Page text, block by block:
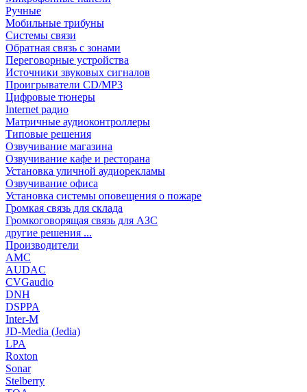
Ручные
Мобильные трибуны
Системы связи
Обратная связь с зонами
Переговорные устройства
Источники звуковых сигналов
Проигрыватели CD/MP3
Цифровые тюнеры
Internet радио
Матричные аудиоконтроллеры
Типовые решения
Озвучивание магазина
Озвучивание кафе и ресторана
Установка уличной аудиорекламы
Озвучивание офиса
Установка системы оповещения о пожаре
Громкая связь для склада
Громкоговорящая связь для АЗС
другие решения ...
Производители
AMC
AUDAC
CVGaudio
DNH
DSPPA
Inter-M
JD-Media (Jedia)
LPA
Roxton
Sonar
Stelberry